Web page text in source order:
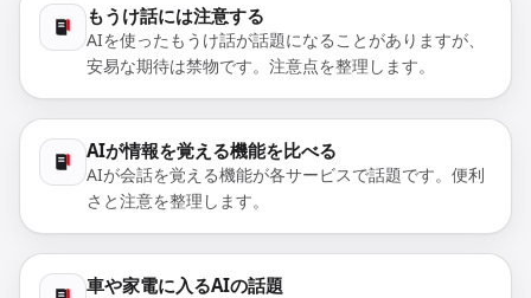
もうけ話には注意する
AIを使ったもうけ話が話題になることがありますが、
安易な期待は禁物です。注意点を整理します。
AIが情報を覚える機能を比べる
AIが会話を覚える機能が各サービスで話題です。便利
さと注意を整理します。
車や家電に入るAIの話題